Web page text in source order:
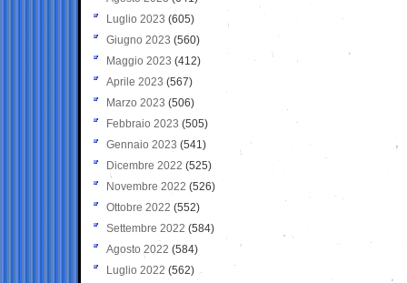
Luglio 2023 (605)
Giugno 2023 (560)
Maggio 2023 (412)
Aprile 2023 (567)
Marzo 2023 (506)
Febbraio 2023 (505)
Gennaio 2023 (541)
Dicembre 2022 (525)
Novembre 2022 (526)
Ottobre 2022 (552)
Settembre 2022 (584)
Agosto 2022 (584)
Luglio 2022 (562)